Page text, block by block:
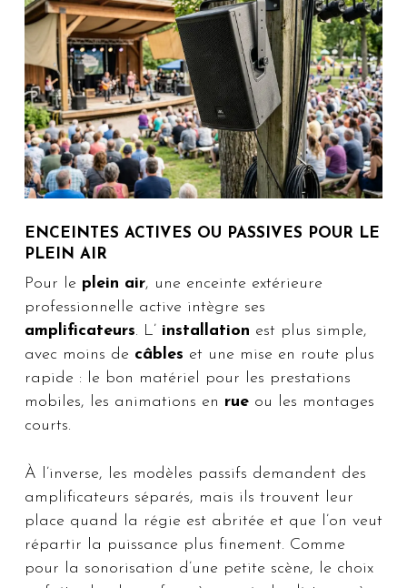
ENCEINTES ACTIVES OU PASSIVES POUR LE
PLEIN AIR
Pour le plein air, une enceinte extérieure
professionnelle active intègre ses
amplificateurs. L’ installation est plus simple,
avec moins de câbles et une mise en route plus
rapide : le bon matériel pour les prestations
mobiles, les animations en rueou les montages
courts.
À l’inverse, les modèles passifs demandent des
amplificateurs séparés, mais ils trouvent leur
place quand la régie est abritée et que l’on veut
répartir la puissance plus finement. Comme
pour la sonorisation d’une petite scène, le choix